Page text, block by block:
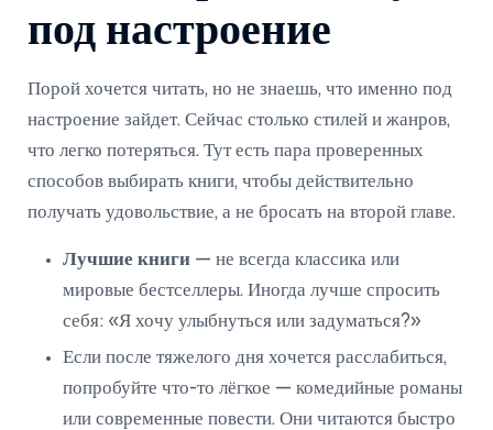
под настроение
Порой хочется читать, но не знаешь, что именно под
настроение зайдет. Сейчас столько стилей и жанров,
что легко потеряться. Тут есть пара проверенных
способов выбирать книги, чтобы действительно
получать удовольствие, а не бросать на второй главе.
Лучшие книги — не всегда классика или
мировые бестселлеры. Иногда лучше спросить
себя: «Я хочу улыбнуться или задуматься?»
Если после тяжелого дня хочется расслабиться,
попробуйте что-то лёгкое — комедийные романы
или современные повести. Они читаются быстро